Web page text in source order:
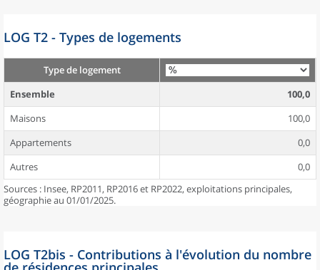
LOG T2 - Types de logements
Type de logement
Ensemble
100,0
Maisons
100,0
Appartements
0,0
Autres
0,0
Sources : Insee, RP2011, RP2016 et RP2022, exploitations principales,
géographie au 01/01/2025.
LOG T2bis - Contributions à l'évolution du nombre